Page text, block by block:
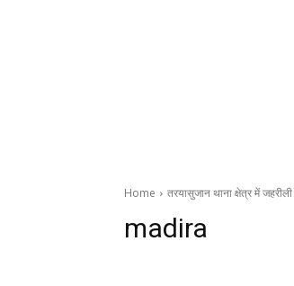
Home तरयासुजान थाना क्षेत्र में
madira